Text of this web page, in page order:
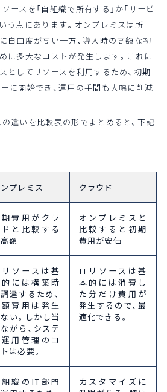
ースを「自組織で所有する」か「サービ
う点にあります。オンプレミスは所
自由度が高い一方、導入時の高額な初
に多大なコストが発生します。これに
としてリソースを利用するため、初期
に開始でき、運用の手間も大幅に削減
違いを比較表の形でまとめると、下記
プレミス クラウド
期費用がクラ
ドと比較する
額
オンプレミスと
比較すると初期
費用が安価
ソースは基
には構築時
達するため、
額費用は発生
ない。しかし当
がら、システ
運用管理のコ
は必要。
ITリソースは基
本的には消費し
た分だけ費用が
発生するので、最
適化できる。
組織のIT部門
カスタマイズに